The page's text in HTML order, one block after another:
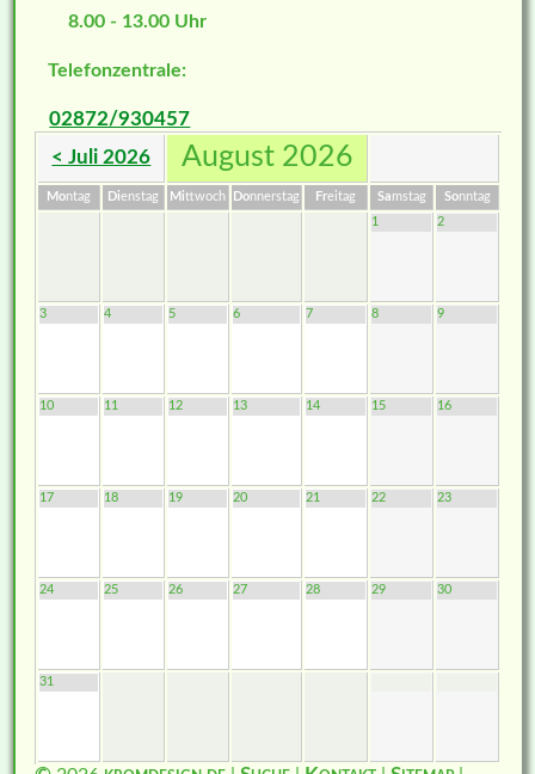
8.00 - 13.00 Uhr
Telefonzentrale:
02872/930457
< Juli 2026 August 2026
Montag Dienstag Mittwoch Donnerstag Freitag Samstag Sonntag
1
2
3 4 5 6 7 8 9
10 11 12 13 14 15 16
17 18 19 20 21 22 23
24 25 26 27 28 29 30
31